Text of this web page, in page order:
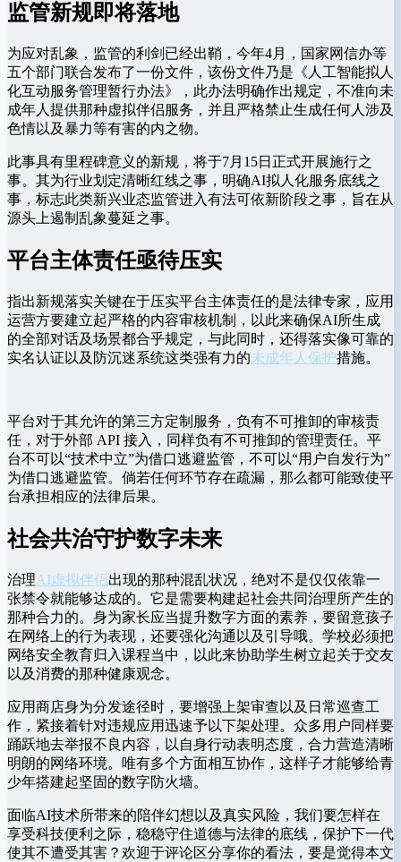
监管新规即将落地
为应对乱象，监管的利剑已经出鞘，今年4月，国家网信办等
五个部门联合发布了一份文件，该份文件乃是《人工智能拟人
化互动服务管理暂行办法》，此办法明确作出规定，不准向未
成年人提供那种虚拟伴侣服务，并且严格禁止生成任何人涉及
色情以及暴力等有害的内之物。
此事具有里程碑意义的新规，将于7月15日正式开展施行之
事。其为行业划定清晰红线之事，明确AI拟人化服务底线之
事，标志此类新兴业态监管进入有法可依新阶段之事，旨在从
源头上遏制乱象蔓延之事。
平台主体责任亟待压实
指出新规落实关键在于压实平台主体责任的是法律专家，应用
运营方要建立起严格的内容审核机制，以此来确保AI所生成
的全部对话及场景都合乎规定，与此同时，还得落实像可靠的
实名认证以及防沉迷系统这类强有力的未成年人保护措施。
平台对于其允许的第三方定制服务，负有不可推卸的审核责
任，对于外部 API 接入，同样负有不可推卸的管理责任。平
台不可以“技术中立”为借口逃避监管，不可以“用户自发行为”
为借口逃避监管。倘若任何环节存在疏漏，那么都可能致使平
台承担相应的法律后果。
社会共治守护数字未来
治理AI虚拟伴侣出现的那种混乱状况，绝对不是仅仅依靠一
张禁令就能够达成的。它是需要构建起社会共同治理所产生的
那种合力的。身为家长应当提升数字方面的素养，要留意孩子
在网络上的行为表现，还要强化沟通以及引导哦。学校必须把
网络安全教育归入课程当中，以此来协助学生树立起关于交友
以及消费的那种健康观念。
应用商店身为分发途径时，要增强上架审查以及日常巡查工
作，紧接着针对违规应用迅速予以下架处理。众多用户同样要
踊跃地去举报不良内容，以自身行动表明态度，合力营造清晰
明朗的网络环境。唯有多个方面相互协作，这样子才能够给青
少年搭建起坚固的数字防火墙。
面临AI技术所带来的陪伴幻想以及真实风险，我们要怎样在
享受科技便利之际，稳稳守住道德与法律的底线，保护下一代
使其不遭受其害？欢迎于评论区分享你的看法，要是觉得本文